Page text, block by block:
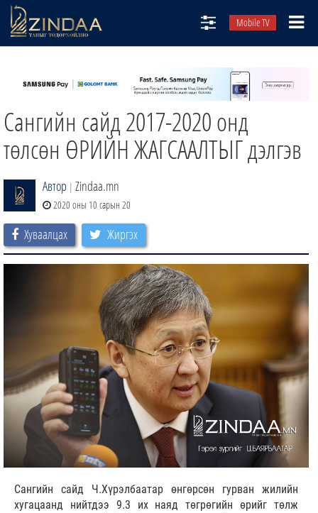
Mobile TV
ТВ8
ӨГЛӨӨНИЙ СОНИН
АУДИО ЗОХИОЛ
Сангийн сайд 2017-2020 онд
төлсөн ӨРИЙН ЖАГСААЛТЫГ дэлгэв
Автор | Zindaa.mn
2020 оны 10 сарын 20
Хуваалцах Жиргэх
Сангийн сайд Ч.Хүрэлбаатар өнгөрсөн гурван жилийн
хугацаанд нийтдээ 9.3 их наяд төгрөгийн өрийг төлж